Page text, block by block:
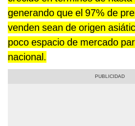
generando que el 97% de
venden sean de origen
poco espacio de mercado
nacional.